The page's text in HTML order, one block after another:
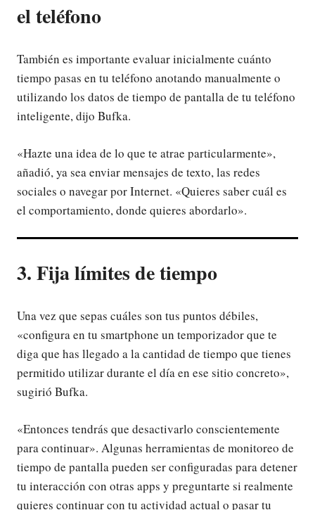
el teléfono
También es importante evaluar inicialmente cuánto
tiempo pasas en tu teléfono anotando manualmente o
utilizando los datos de tiempo de pantalla de tu teléfono
inteligente, dijo Bufka.
«Hazte una idea de lo que te atrae particularmente»,
añadió, ya sea enviar mensajes de texto, las redes
sociales o navegar por Internet. «Quieres saber cuál es
el comportamiento, donde quieres abordarlo».
3. Fija límites de tiempo
Una vez que sepas cuáles son tus puntos débiles,
«configura en tu smartphone un temporizador que te
diga que has llegado a la cantidad de tiempo que tienes
permitido utilizar durante el día en ese sitio concreto»,
sugirió Bufka.
«Entonces tendrás que desactivarlo conscientemente
para continuar». Algunas herramientas de monitoreo de
tiempo de pantalla pueden ser configuradas para detener
tu interacción con otras apps y preguntarte si realmente
quieres continuar con tu actividad actual o pasar tu